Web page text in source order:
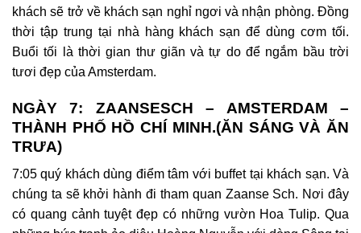
khách sẽ trở về khách sạn nghỉ ngơi và nhận phòng. Đồng
thời tập trung tại nhà hàng khách sạn để dùng cơm tối.
Buổi tối là thời gian thư giãn và tự do để ngắm bầu trời
tươi đẹp của Amsterdam.
NGÀY 7: ZAANSESCH – AMSTERDAM –
THÀNH PHỐ HỒ CHÍ MINH.(ĂN SÁNG VÀ ĂN
TRƯA)
7:05 quý khách dùng điểm tâm với buffet tại khách sạn. Và
chúng ta sẽ khởi hành đi tham quan Zaanse Sch. Nơi đây
có quang cảnh tuyệt đẹp có những vườn Hoa Tulip. Qua